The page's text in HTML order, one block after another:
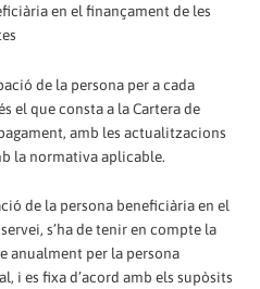
en el finançament de les
de la persona per a cada
el que consta a la Cartera de
amb les actualitzacions
la normativa aplicable.
de la persona beneficiària en el
s’ha de tenir en compte la
anualment per la persona
i es fixa d’acord amb els supòsits